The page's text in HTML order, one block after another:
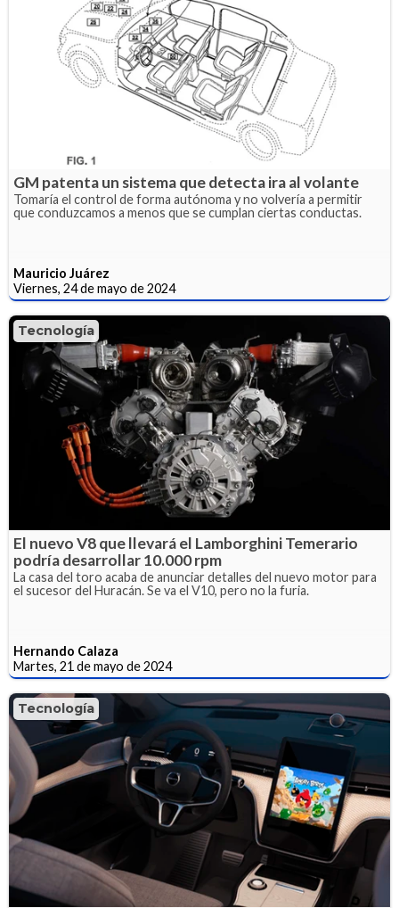
GM patenta un sistema que detecta ira al volante
Tomaría el control de forma autónoma y no volvería a permitir
que conduzcamos a menos que se cumplan ciertas conductas.
Mauricio Juárez
Viernes, 24 de mayo de 2024
Tecnología
El nuevo V8 que llevará el Lamborghini Temerario
podría desarrollar 10.000 rpm
La casa del toro acaba de anunciar detalles del nuevo motor para
el sucesor del Huracán. Se va el V10, pero no la furia.
Hernando Calaza
Martes, 21 de mayo de 2024
Tecnología